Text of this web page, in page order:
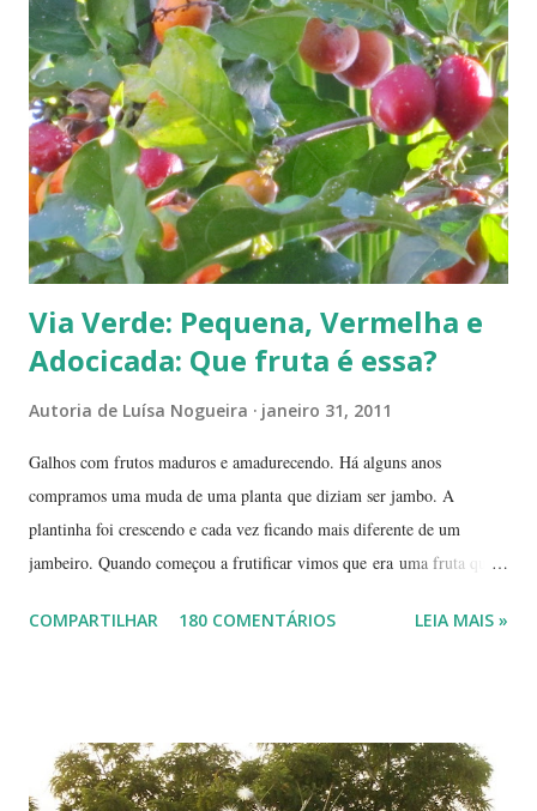
Via Verde: Pequena, Vermelha e
Adocicada: Que fruta é essa?
Autoria de Luísa Nogueira janeiro 31, 2011
Galhos com frutos maduros e amadurecendo. Há alguns anos
compramos uma muda de uma planta que diziam ser jambo. A
plantinha foi crescendo e cada vez ficando mais diferente de um
jambeiro. Quando começou a frutificar vimos que era uma fruta que
pequena, tem mais ou menos um quarto do tamanho de um jambo,
mostrar a polpa. A pele é bem fininha... Cada uma das
frutinhas possui duas sementes, parecendo uma semente dividida.
COMPARTILHAR 180 COMENTÁRIOS LEIA MAIS »